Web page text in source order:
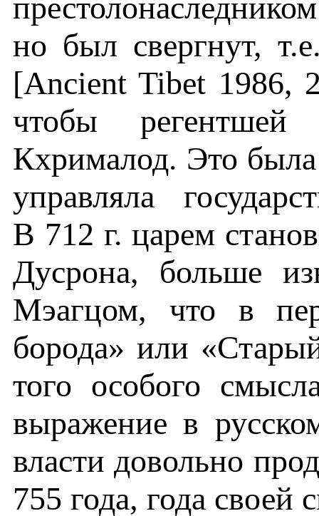
но был свергнут,
[Ancient Tibet 1986,
чтобы
Кхрималод. Это
управляла
В 712 г. царем
Дусрона, больше
Мэагцом, что в
борода» или
того особого
выражение в
власти довольно
755 года, года своей